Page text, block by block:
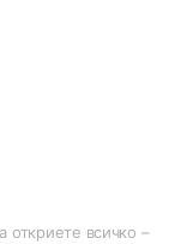
всичко –